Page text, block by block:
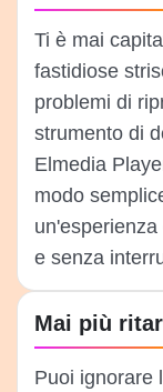
Ti è mai
fastidiose
problemi di
strumento di
Elmedia
modo
e senza
Mai più
Puoi ignorare